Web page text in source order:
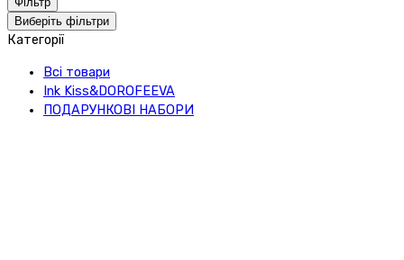
Виберіть фільтри
Категорії
Всі товари
Ink Kiss&DOROFEEVA
ПОДАРУНКОВІ НАБОРИ